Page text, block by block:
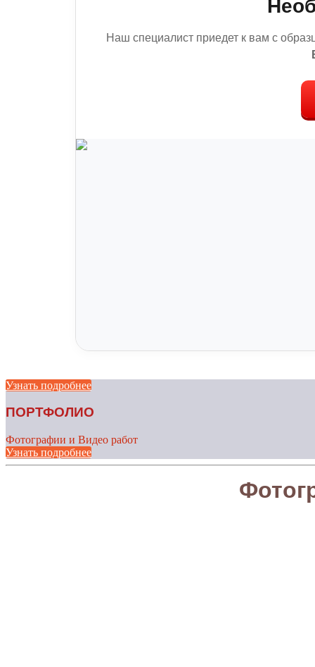
Наш специалист приедет к вам с
Узнать подробнее
ПОРТФОЛИО
Фотографии и Видео работ
Узнать подробнее